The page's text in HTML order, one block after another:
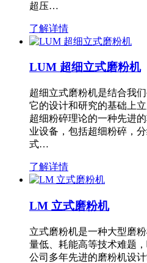
超压…
了解详情
LUM 超细立式磨粉机
超细立式磨粉机是结合我
它的设计和研究的基础上
超细粉碎理论的一种先进
业设备，包括超细粉碎，
式…
了解详情
LM 立式磨粉机
立式磨粉机是一种大型磨
量低、耗能高等技术难题
公司多年先进的磨粉机设